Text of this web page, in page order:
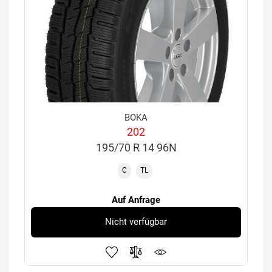
BOKA
202
195/70 R 14 96N
C TL
Auf Anfrage
Nicht verfügbar